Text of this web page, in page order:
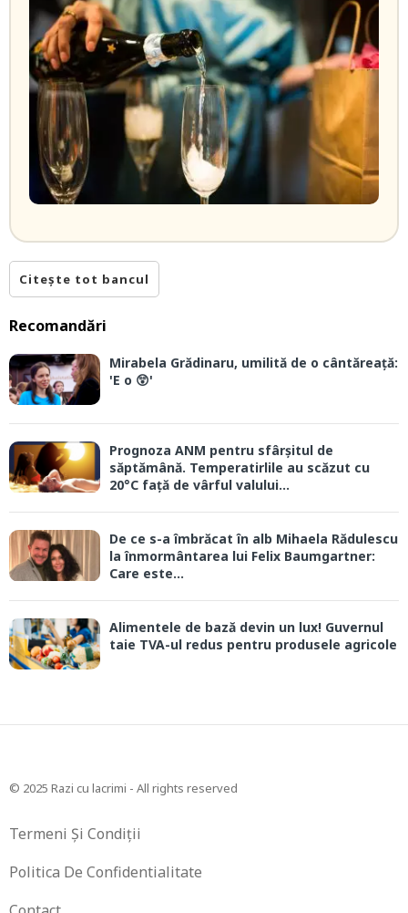
Citește tot bancul
Recomandări
Mirabela Grădinaru, umilită de o cântăreață:
'E o 😲'
Prognoza ANM pentru sfârșitul de
săptămână. Temperatirlile au scăzut cu
20°C față de vârful valului...
De ce s-a îmbrăcat în alb Mihaela Rădulescu
la înmormântarea lui Felix Baumgartner:
Care este...
Alimentele de bază devin un lux! Guvernul
taie TVA-ul redus pentru produsele agricole
© 2025 Razi cu lacrimi - All rights reserved
Termeni Și Condiții
Politica De Confidentialitate